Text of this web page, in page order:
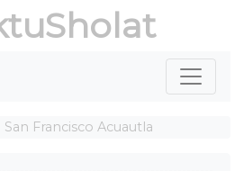
San Francisco Acuautla